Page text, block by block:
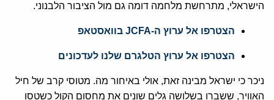
הישראלי, מתרחשת מלחמה דומה גם מול הציבור הלבנוני.
הצטרפו אל ערוץ ה-JCFA בוואסטאפ
הצטרפו אל ערוץ הטלגרם שלנו לעדכונים
ניכר כי ישראל מבינה זאת, אולי באיחור מה. מטוסי קרב של חיל
האוויר, ששברו בשלושה גלים שונים את מחסום הקול כשטסו